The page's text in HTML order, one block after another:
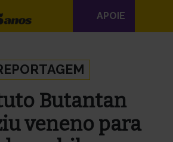
Navegação
principal
APOIE
Butantan
veneno para